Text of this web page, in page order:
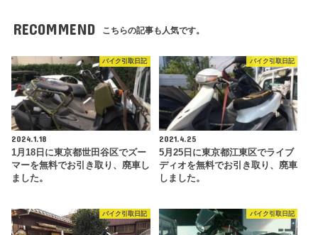
RECOMMEND こちらの記事も人気です。
バイク引取日記
2024.1.18
1月18日に東京都世田谷区でズー
マーを無料でお引き取り、廃車し
ました。
バイク引取日記
2021.4.25
5月25日に東京都江東区でライブ
ディオを無料でお引き取り、廃車
しました。
バイク引取日記 バイク引取日記